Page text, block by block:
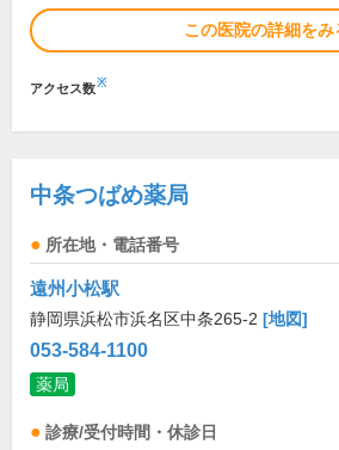
この医院の詳細をみ
アクセス数※
中条つばめ薬局
所在地・電話番号
遠州小松駅
静岡県浜松市浜名区中条265-2 [地図]
053-584-1100
薬局
診療/受付時間・休診日